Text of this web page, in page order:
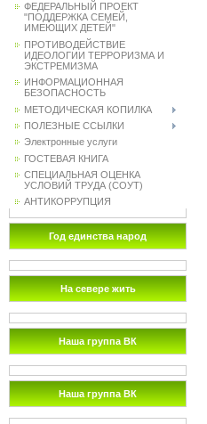
ФЕДЕРАЛЬНЫЙ ПРОЕКТ
"ПОДДЕРЖКА СЕМЕЙ,
ИМЕЮЩИХ ДЕТЕЙ"
ПРОТИВОДЕЙСТВИЕ
ИДЕОЛОГИИ ТЕРРОРИЗМА И
ЭКСТРЕМИЗМА
ИНФОРМАЦИОННАЯ
БЕЗОПАСНОСТЬ
МЕТОДИЧЕСКАЯ КОПИЛКА
ПОЛЕЗНЫЕ ССЫЛКИ
Электронные услуги
ГОСТЕВАЯ КНИГА
СПЕЦИАЛЬНАЯ ОЦЕНКА
УСЛОВИЙ ТРУДА (СОУТ)
АНТИКОРРУПЦИЯ
Год единства народ
На севере жить
Наша группа ВК
Наша группа ВК